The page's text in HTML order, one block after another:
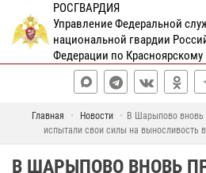
РОСГВАРДИЯ
Управление Федеральной
национальной гвардии
Федерации по Красноярскому
Главная Новости
В Шарыпово вновь
испытали свои силы на выносливость
В ШАРЫПОВО ВНОВЬ